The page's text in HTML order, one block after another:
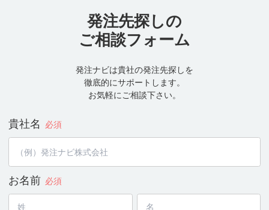
発注先探しの
ご相談フォーム
発注ナビは貴社の発注先探しを
徹底的にサポートします。
お気軽にご相談下さい。
貴社名 必須
お名前 必須